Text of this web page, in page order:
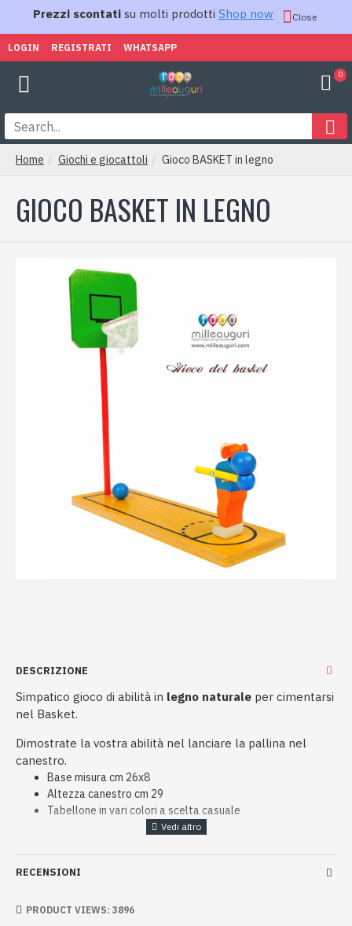
Prezzi scontati su molti prodotti Shop now Close
LOGIN REGISTRATI WHATSAPP
0
Home Giochi e giocattoli Gioco BASKET in legno
GIOCO BASKET IN LEGNO
DESCRIZIONE
Simpatico gioco di abilità in legno naturale per cimentarsi
nel Basket.
Dimostrate la vostra abilità nel lanciare la pallina nel
canestro.
Base misura cm 26x8
Altezza canestro cm 29
Tabellone in vari colori a scelta casuale
RECENSIONI
PRODUCT VIEWS: 3896